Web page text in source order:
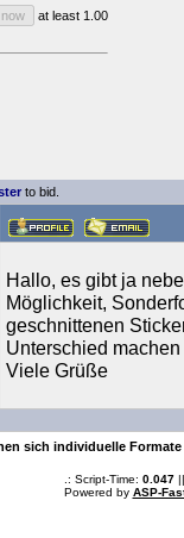
at least 1.00
to bid.
Hallo, es gibt ja
Möglichkeit,
geschnittenen
Unterschied
Viele Grüße
sich individuelle
.: Script-Time: 0.047||
Powered by ASP-